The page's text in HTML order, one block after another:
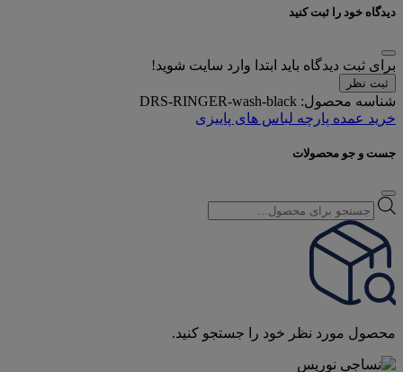
دیدگاه خود را ثبت کنید
برای ثبت دیدگاه باید ابتدا وارد سایت شوید!
ثبت نظر
شناسه محصول: DRS-RINGER-wash-black
خرید عمده پارچه لباس های پاییزی
جست و جو محصولات
Products
search
محصول مورد نظر خود را جستجو کنید.